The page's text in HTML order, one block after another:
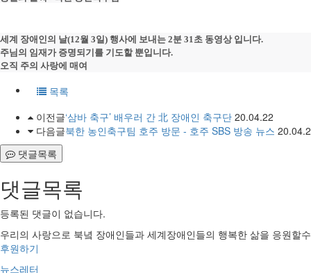
세계 장애인의 날(12월 3일) 행사에 보내는 2분 31초 동영상 입니다.
주님의 임재가 증명되기를 기도할 뿐입니다.
오직 주의 사랑에 매여
목록
이전글‘삼바 축구’ 배우러 간 北 장애인 축구단 20.04.22
다음글북한 농인축구팀 호주 방문 - 호주 SBS 방송 뉴스
댓글목록
댓글목록
등록된 댓글이 없습니다.
우리의 사랑으로 북녘 장애인들과 세계장애인들의 행복한 삶을 응원할
후원하기
뉴스레터